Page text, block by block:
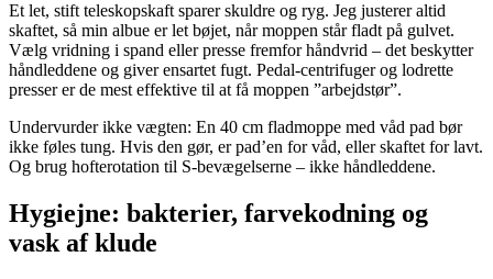
Et let, stift teleskopskaft sparer skuldre og ryg. Jeg justerer altid
skaftet, så min albue er let bøjet, når moppen står fladt på gulvet.
Vælg vridning i spand eller presse fremfor håndvrid – det beskytter
håndleddene og giver ensartet fugt. Pedal-centrifuger og lodrette
presser er de mest effektive til at få moppen ”arbejdstør”.
Undervurder ikke vægten: En 40 cm fladmoppe med våd pad bør
ikke føles tung. Hvis den gør, er pad’en for våd, eller skaftet for lavt.
Og brug hofterotation til S-bevægelserne – ikke håndleddene.
Hygiejne: bakterier, farvekodning og
vask af klude